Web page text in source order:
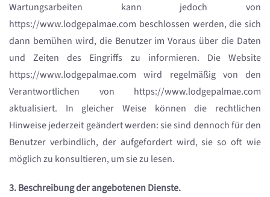
Wartungsarbeiten kann jedoch von
https://www.lodgepalmae.com beschlossen werden, die sich
dann bemühen wird, die Benutzer im Voraus über die Daten
und Zeiten des Eingriffs zu informieren. Die Website
https://www.lodgepalmae.com wird regelmäßig von den
Verantwortlichen von https://www.lodgepalmae.com
aktualisiert. In gleicher Weise können die rechtlichen
Hinweise jederzeit geändert werden: sie sind dennoch für den
Benutzer verbindlich, der aufgefordert wird, sie so oft wie
möglich zu konsultieren, um sie zu lesen.
3. Beschreibung der angebotenen Dienste.